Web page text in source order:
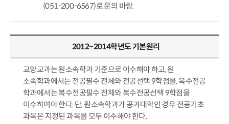
(051-200-6567)로 문의 바람.
2012~2014학년도 기본원리
교양교과는 원소속학과 기준으로 이수해야 하고, 원
소속학과에서는 전공필수 전체와 전공선택 9학점을, 복수전공
학과에서는 복수전공필수 전체와 복수전공선택 9학점을
이수하여야 한다. 단, 원소속학과가 공과대학인 경우 전공기초
과목은 지정된 과목을 모두 이수해야 한다.